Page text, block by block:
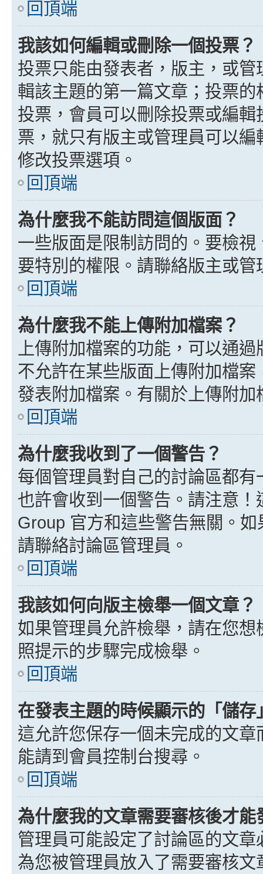
回頂端
我該如何編輯或刪除一個投票？
投票只能由發表者，版主，或
輯該主題的第一篇文章；投票
投票，會員可以刪除投票或編
票，就只有版主或管理員可以
修改投票選項。
回頂端
為什麼我不能訪問這個版面？
一些版面是限制訪問的。要檢
要特別的權限。請聯絡版主或管
回頂端
為什麼我不能上傳附加檔案？
上傳附加檔案的功能，可以通
不允許在某些版面上傳附加檔
發表附加檔案。有關於上傳附
回頂端
為什麼我收到了一個警告？
每個管理員對自己的討論區都
也許會收到一個警告。請注意
Group 官方和這些警告無關。
請聯絡討論區管理員。
回頂端
我該如何向版主檢舉一個文章？
如果管理員允許檢舉，請在您
照提示的步驟完成檢舉。
回頂端
在發表主題的時候顯示的「儲
這允許您保存一個未完成的文
能請到會員控制台搜尋。
回頂端
為什麼我的文章需要審核後才能
管理員可能設定了討論區的文
為您被管理員放入了需要審核